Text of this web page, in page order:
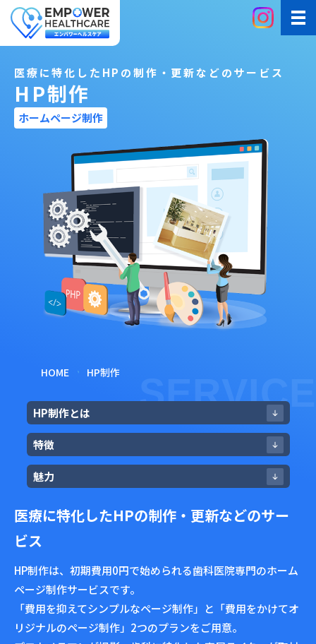
医療に特化したHPの制作・更新などのサービス
HP制作
ホームページ制作
HOME HP制作
HP制作とは
特徴
魅力
医療に特化したHPの制作・更新などのサー
ビス
HP制作は、初期費用0円で始められる歯科医院専門のホーム
ページ制作サービスです。
「費用を抑えてシンプルなページ制作」と「費用をかけてオ
リジナルのページ制作」2つのプランをご用意。
SERVICE